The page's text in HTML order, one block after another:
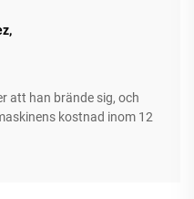
att han brände sig, och
kostnad inom 12